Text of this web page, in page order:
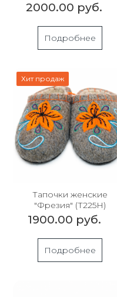
2000.00 руб.
Подробнее
Хит продаж
Тапочки женские
"Фрезия" (Т225Н)
1900.00 руб.
Подробнее